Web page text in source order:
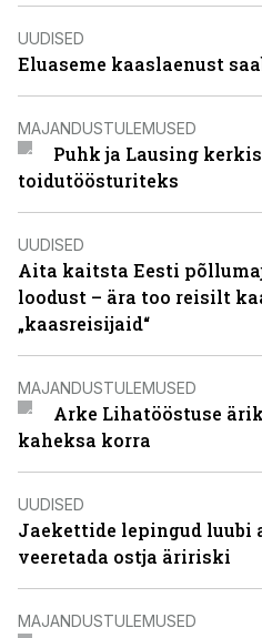
UUDISED
Eluaseme kaaslaenust
MAJANDUSTULEMUSED
Puhk ja Lausing
toidutöösturiteks
UUDISED
Aita kaitsta Eesti
loodust – ära too reisilt
„kaasreisijaid“
MAJANDUSTULEMUSED
Arke Lihatööstuse
kaheksa korra
UUDISED
Jaekettide lepingud luubi
veeretada ostja äririski
MAJANDUSTULEMUSED